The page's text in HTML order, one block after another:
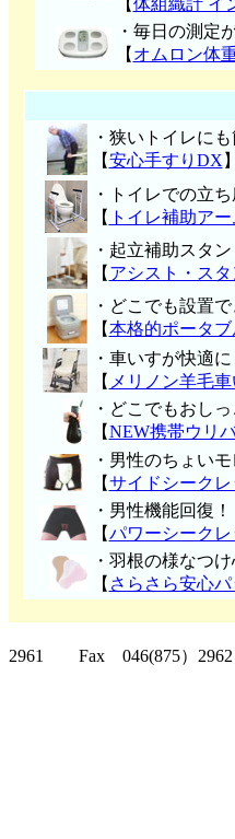
【体組織計 イ
・毎日の測定
【 オムロン体
・狭いトイレに
【安心手すりDX 】
・トイレでの立
【 トイレ補助アー
・起立補助スタン
【 アシスト・スタ
・どこでも設置
【本格的ポータ
・車いすが快適に
【 メリノン羊毛
・どこでもおしっ
【NEW携帯ウリ
・男性のちょい
【サイドシークレ
・男性機能回復！
【パワーシークレ
・ 羽根の様なつ
【 さらさら安心パ
2961 Fax 046(875）2962